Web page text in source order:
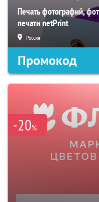
Печать фотографий,
печати netPrint
Россия
Промокод
-20%